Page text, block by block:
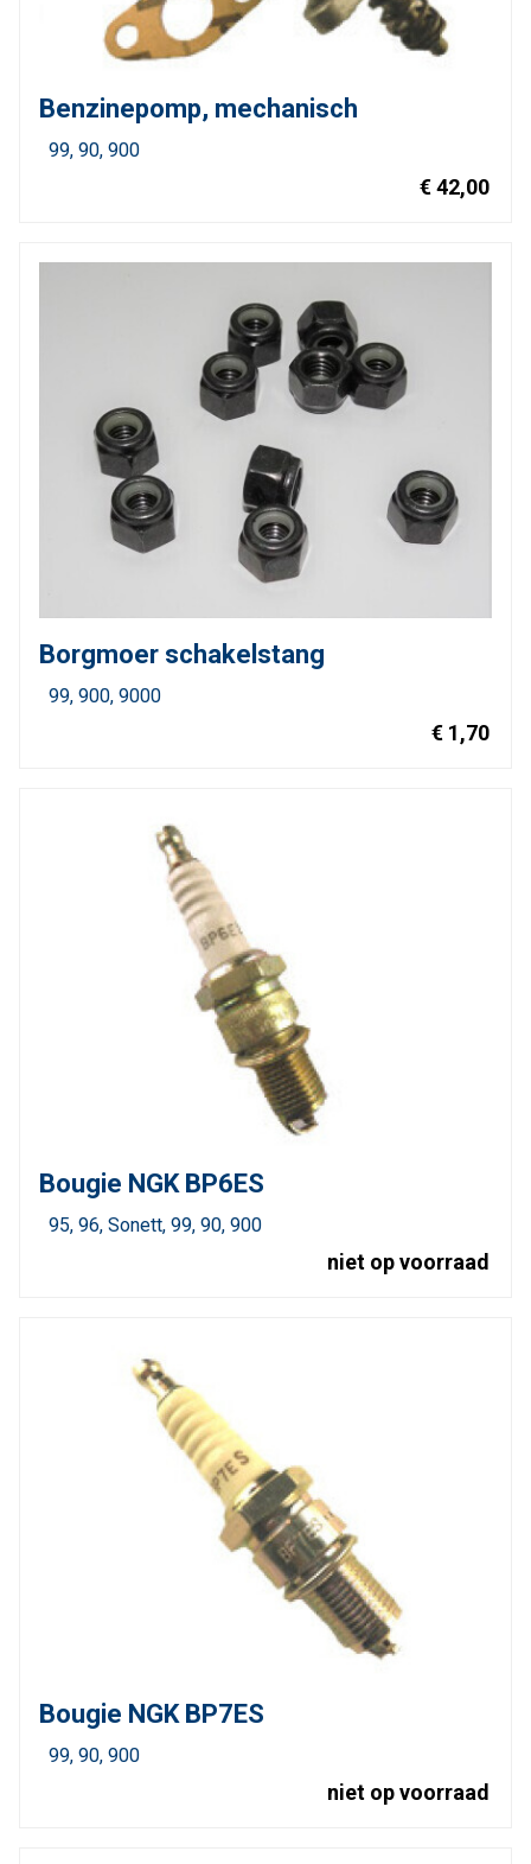
Benzinepomp, mechanisch
99 90 900
€ 42,00
Borgmoer schakelstang
99 900 9000
€ 1,70
Bougie NGK BP6ES
95 96 Sonett 99 90 900
niet op voorraad
Bougie NGK BP7ES
99 90 900
niet op voorraad